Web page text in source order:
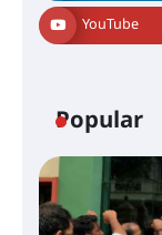
YouTube
Popular